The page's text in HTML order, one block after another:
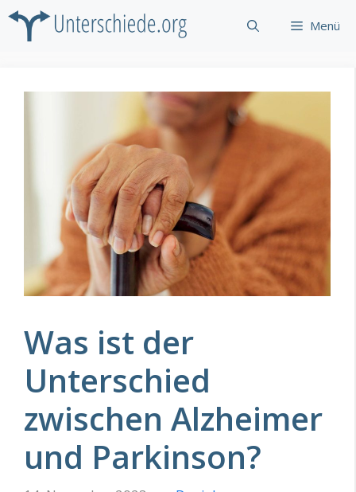
Zum
Inhalt
Menü
Was ist der
Unterschied
zwischen Alzheimer
und Parkinson?